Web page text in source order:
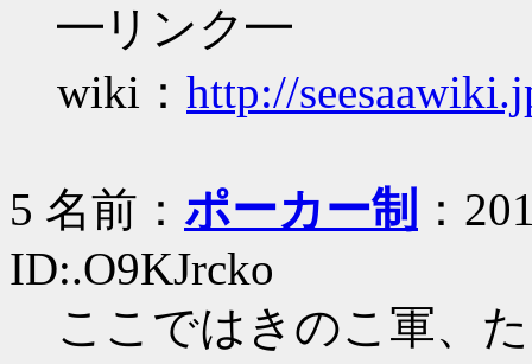
━リンク━
wiki： http://
5 名前： ポーカー制
：
ID:.O9KJrcko
ここではきのこ軍、